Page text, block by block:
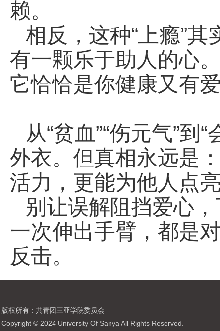
赖。
相反，这种“上瘾”
有一颗乐于助人的心
它恰恰是你健康又有
从“贫血”“伤元气”到
外衣。但真相永远是
活力，更能为他人点
别让误解阻挡爱心
一次伸出手臂，都是
反击。
版权所有：共青团三亚学院委员会
Copyright © 2024 University Of Sanya All Rights Reserved.